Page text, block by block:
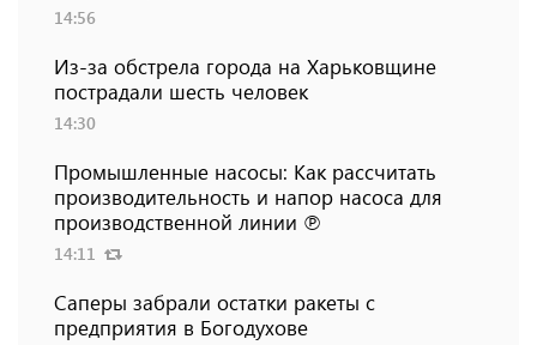
14:56
Из-за обстрела города на Харьковщине
пострадали шесть человек
14:30
Промышленные насосы: Как рассчитать
производительность и напор насоса для
производственной линии ℗
14:11
Саперы забрали остатки ракеты с
предприятия в Богодухове